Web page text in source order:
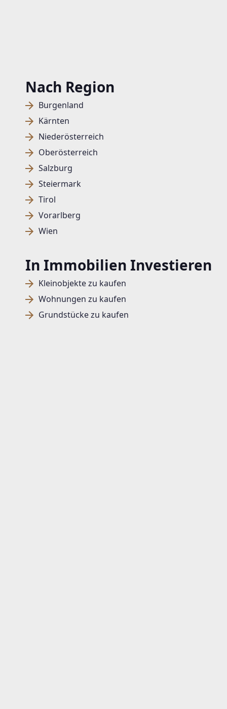
Nach Region
Burgenland
Kärnten
Niederösterreich
Oberösterreich
Salzburg
Steiermark
Tirol
Vorarlberg
Wien
In Immobilien Investieren
Kleinobjekte zu kaufen
Wohnungen zu kaufen
Grundstücke zu kaufen